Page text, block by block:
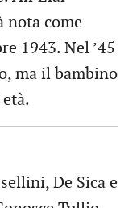
nota come
1943. Nel ’45
ma il bambino
De Sica e